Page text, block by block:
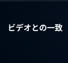
ビデオとの一致